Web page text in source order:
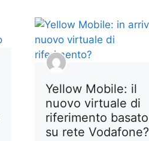
Yellow Mobile: il
nuovo virtuale di
riferimento basato
su rete Vodafone?